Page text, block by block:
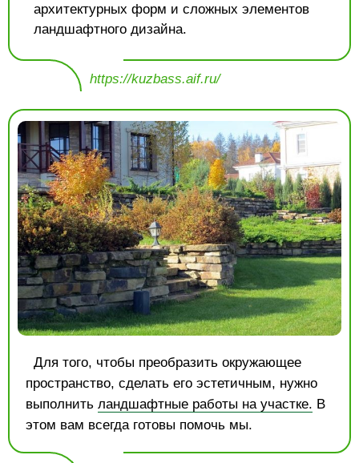
архитектурных форм и сложных элементов
ландшафтного дизайна.
https://kuzbass.aif.ru/
Для того, чтобы преобразить окружающее
пространство, сделать его эстетичным, нужно
выполнить ландшафтные работы на участке. В
этом вам всегда готовы помочь мы.